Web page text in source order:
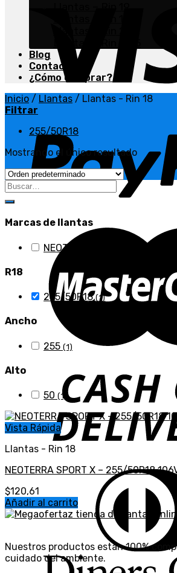
Blog
Contacto
¿Cómo comprar?
Inicio / Llantas / Llantas - Rin 18
Filtrar
255/50R18
Mostrando el único resultado
Buscar
por:
Marcas de llantas
NEOTERRA
R18
255/50R18(1)
Ancho
255 (1)
Alto
50 (1)
Vista Rápida
Llantas - Rin 18
NEOTERRA SPORT X – 255/50R18
$120,61
Añadir al carrito
Nuestros productos están 100%
cuidado del ambiente.